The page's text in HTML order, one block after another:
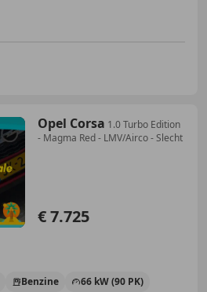
Opel Corsa 1.0 Turbo Edition
- Magma Red - LMV/Airco - Slecht
€ 7.725
Benzine
66 kW (90 PK)